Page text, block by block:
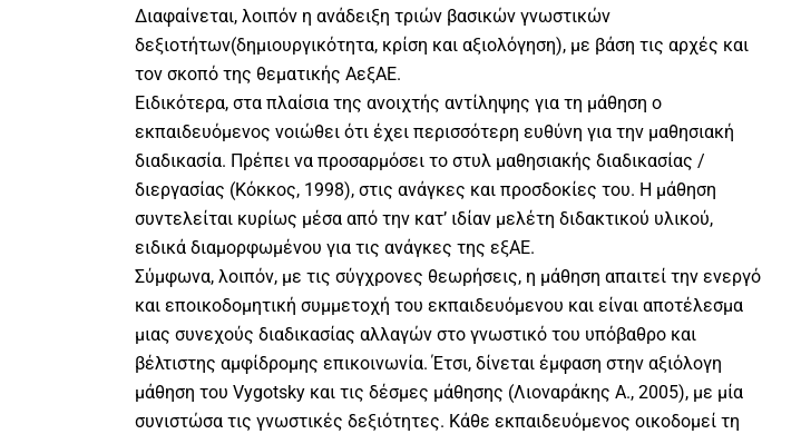
Διαφαίνεται, λοιπόν η ανάδειξη τριών βασικών γνωστικών
δεξιοτήτων(δημιουργικότητα, κρίση και αξιολόγηση), με βάση τις αρχές και
τον σκοπό της θεματικής ΑεξΑΕ.
Ειδικότερα, στα πλαίσια της ανοιχτής αντίληψης για τη μάθηση o
εκπαιδευόμενος νοιώθει ότι έχει περισσότερη ευθύνη για την μαθησιακή
διαδικασία. Πρέπει να προσαρμόσει το στυλ μαθησιακής διαδικασίας /
διεργασίας (Κόκκος, 1998), στις ανάγκες και προσδοκίες του. Η µάθηση
συντελείται κυρίως µέσα από την κατ’ ιδίαν µελέτη διδακτικού υλικού,
ειδικά διαµορφωµένου για τις ανάγκες της εξΑΕ.
Σύμφωνα, λοιπόν, με τις σύγχρονες θεωρήσεις, η μάθηση απαιτεί την ενεργό
και εποικοδομητική συμμετοχή του εκπαιδευόμενου και είναι αποτέλεσμα
μιας συνεχούς διαδικασίας αλλαγών στο γνωστικό του υπόβαθρο και
βέλτιστης αμφίδρομης επικοινωνία. Έτσι, δίνεται έμφαση στην αξιόλογη
μάθηση του Vygotsky και τις δέσμες μάθησης (Λιοναράκης Α., 2005), με μία
συνιστώσα τις γνωστικές δεξιότητες. Kάθε εκπαιδευόμενος οικοδομεί τη